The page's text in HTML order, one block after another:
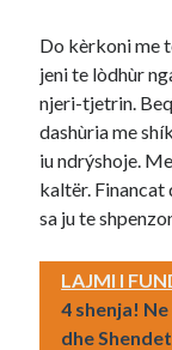
Do kèrkoni me
jeni te lòdhùr
njeri-tjetrin.
dashùria me
iu ndrýshoje.
kaltër.
sa ju te
LAJMI I
4 shenja! Ne
dhe